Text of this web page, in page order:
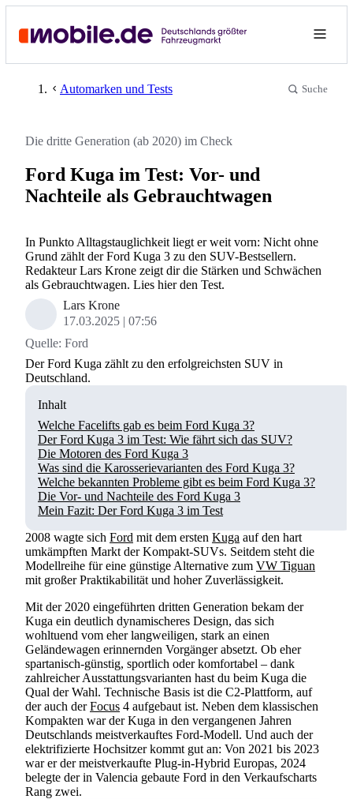
Automarken und Tests Suche
Die dritte Generation (ab 2020) im Check
Ford Kuga im Test: Vor- und
Nachteile als Gebrauchtwagen
In Punkto Alltagstauglichkeit liegt er weit vorn: Nicht ohne
Grund zählt der Ford Kuga 3 zu den SUV-Bestsellern.
Redakteur Lars Krone zeigt dir die Stärken und Schwächen
als Gebrauchtwagen. Lies hier den Test.
Lars Krone
17.03.2025
07:56
Inhalt
Welche Facelifts gab es beim Ford Kuga 3?
Der Ford Kuga 3 im Test: Wie fährt sich das SUV?
Die Motoren des Ford Kuga 3
Was sind die Karosserievarianten des Ford Kuga 3?
Welche bekannten Probleme gibt es beim Ford Kuga 3?
Die Vor- und Nachteile des Ford Kuga 3
Mein Fazit: Der Ford Kuga 3 im Test
Quelle: Ford
Der Ford Kuga zählt zu den erfolgreichsten SUV in
Deutschland.
2008 wagte sich Ford mit dem ersten Kuga auf den hart
umkämpften Markt der Kompakt-SUVs. Seitdem steht die
Modellreihe für eine günstige Alternative zum VW Tiguan
mit großer Praktikabilität und hoher Zuverlässigkeit.
Mit der 2020 eingeführten dritten Generation bekam der
Kuga ein deutlich dynamischeres Design, das sich
wohltuend vom eher langweiligen, stark an einen
Geländewagen erinnernden Vorgänger absetzt. Ob eher
spartanisch-günstig, sportlich oder komfortabel – dank
zahlreicher Ausstattungsvarianten hast du beim Kuga die
Qual der Wahl. Technische Basis ist die C2-Plattform, auf
der auch derFocus 4 aufgebaut ist. Neben dem klassischen
Kompakten war der Kuga in den vergangenen Jahren
Deutschlands meistverkauftes Ford-Modell. Und auch der
elektrifizierte Hochsitzer kommt gut an: Von 2021 bis 2023
war er der meistverkaufte Plug-in-Hybrid Europas, 2024
belegte der in Valencia gebaute Ford in den Verkaufscharts
Rang zwei.